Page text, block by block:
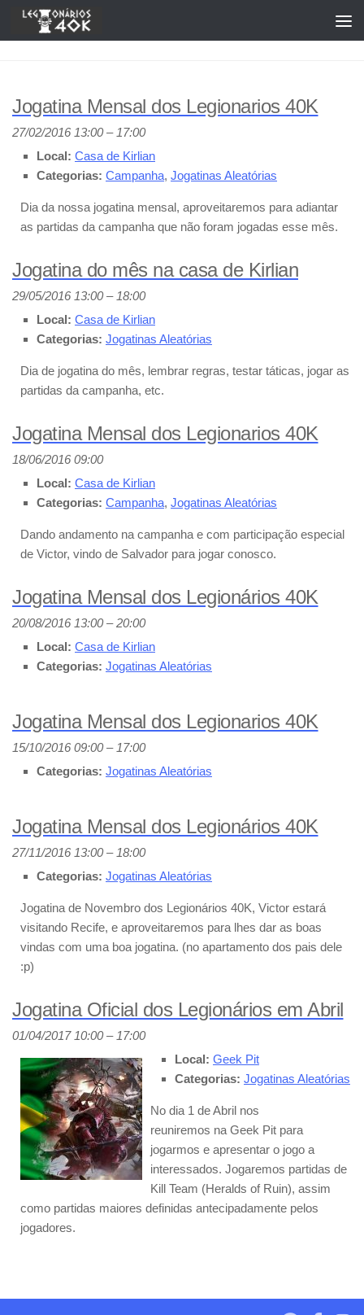
Skip to content
Jogatina Mensal dos Legionarios 40K
27/02/2016 13:00– 17:00
Local: Casa de Kirlian
Categorias: Campanha, Jogatinas Aleatórias
Dia da nossa jogatina mensal, aproveitaremos para adiantar
as partidas da campanha que não foram jogadas esse mês.
Jogatina do mês na casa de Kirlian
29/05/2016 13:00– 18:00
Local: Casa de Kirlian
Categorias: Jogatinas Aleatórias
Dia de jogatina do mês, lembrar regras, testar táticas, jogar as
partidas da campanha, etc.
Jogatina Mensal dos Legionarios 40K
18/06/2016 09:00
Local: Casa de Kirlian
Categorias: Campanha, Jogatinas Aleatórias
Dando andamento na campanha e com participação especial
de Victor, vindo de Salvador para jogar conosco.
Jogatina Mensal dos Legionários 40K
20/08/2016 13:00–20:00
Local: Casa de Kirlian
Categorias: Jogatinas Aleatórias
Jogatina Mensal dos Legionarios 40K
15/10/2016 09:00– 17:00
Categorias: Jogatinas Aleatórias
Jogatina Mensal dos Legionários 40K
27/11/2016 13:00– 18:00
Categorias: Jogatinas Aleatórias
Jogatina de Novembro dos Legionários 40K, Victor estará
visitando Recife, e aproveitaremos para lhes dar as boas
vindas com uma boa jogatina. (no apartamento dos pais dele
:p)
Jogatina Oficial dos Legionários em Abril
01/04/2017 10:00– 17:00
Local: Geek Pit
Categorias: Jogatinas Aleatórias
No dia 1 de Abril nos
reuniremos na Geek Pit para
jogarmos e apresentar o jogo a
interessados. Jogaremos partidas de
Kill Team (Heralds of Ruin), assim
como partidas maiores definidas antecipadamente pelos
jogadores.